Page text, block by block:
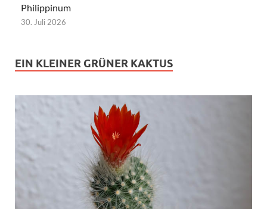
Philippinum
30. Juli 2026
EIN KLEINER GRÜNER KAKTUS